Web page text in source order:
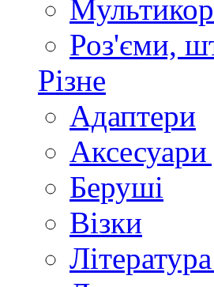
Роз'єми,
Різне
Адаптери
Беруші
Візки